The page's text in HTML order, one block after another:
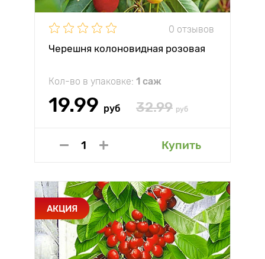
0 отзывов
Черешня колоновидная розовая
Кол-во в упаковке: 1 саж
19.99 руб 32.99 руб
Купить
АКЦИЯ